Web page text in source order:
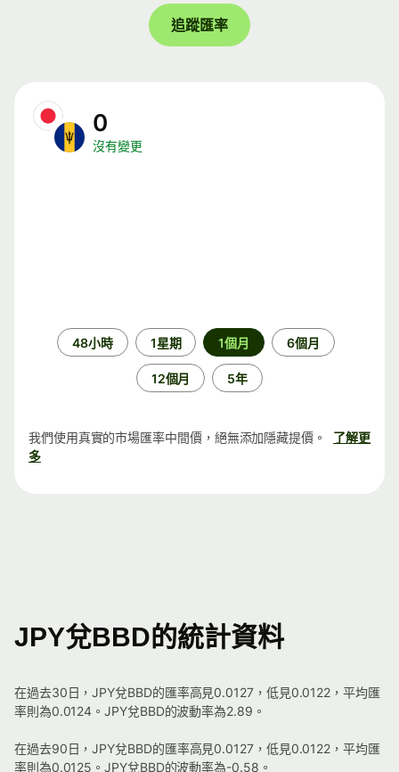
追蹤匯率
0
沒有變更
48小時 1星期 1個月 6個月
12個月 5年
我們使用真實的市場匯率中間價，絕無添加隱藏提價。
了解更
多
JPY兌BBD的統計資料
在過去30日，JPY兌BBD的匯率高見0.0127，低見0.0122，平均匯
率則為0.0124。JPY兌BBD的波動率為2.89。
在過去90日，JPY兌BBD的匯率高見0.0127，低見0.0122，平均匯
率則為0.0125。JPY兌BBD的波動率為-0.58。